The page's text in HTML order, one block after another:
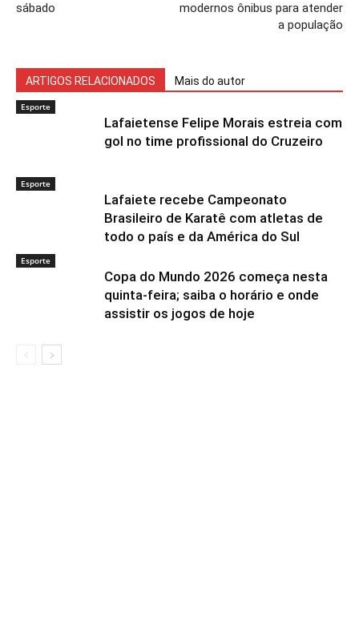
sábado
modernos ônibus para atender
a população
ARTIGOS RELACIONADOS Mais do autor
Esporte
Lafaietense Felipe Morais estreia com
gol no time profissional do Cruzeiro
Esporte
Lafaiete recebe Campeonato
Brasileiro de Karatê com atletas de
todo o país e da América do Sul
Esporte
Copa do Mundo 2026 começa nesta
quinta-feira; saiba o horário e onde
assistir os jogos de hoje